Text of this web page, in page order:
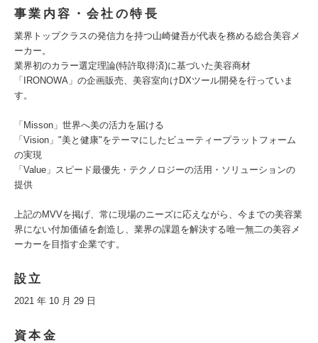
事業内容・会社の特長
業界トップクラスの発信力を持つ山崎健吾が代表を務める総合美容メ
ーカー。
業界初のカラー選定理論(特許取得済)に基づいた美容商材
「IRONOWA」の企画販売、美容室向けDXツール開発を行っていま
す。
「Misson」世界へ美の活力を届ける
「Vision」"美と健康"をテーマにしたビューティープラットフォーム
の実現
「Value」スピード最優先・テクノロジーの活用・ソリューションの
提供
上記のMVVを掲げ、常に現場のニーズに応えながら、今までの美容業
界にない付加価値を創造し、業界の課題を解決する唯一無二の美容メ
ーカーを目指す企業です。
設立
2021 年 10 月 29 日
資本金